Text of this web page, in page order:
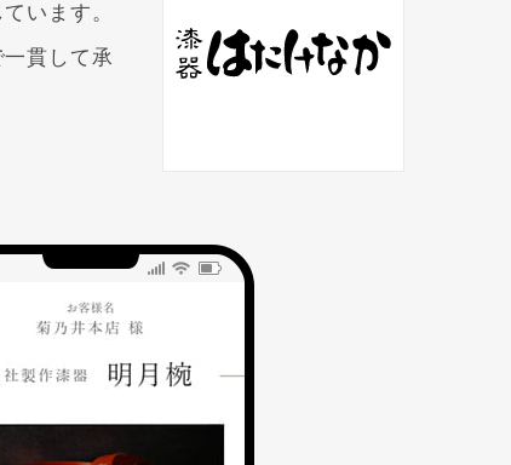
います。
貫して承